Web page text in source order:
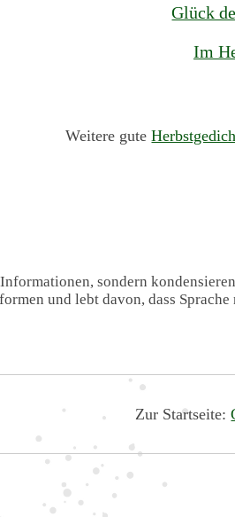
Glück
Im
Weitere gute
sondern
und lebt davon, dass
Zur Startseite: